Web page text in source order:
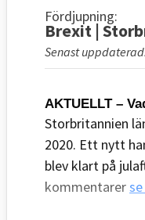
Fördjupning:
Brexit |
Senast
AKTUELLT –
Storbritannien
2020. Ett nytt
blev klart på
kommentarer